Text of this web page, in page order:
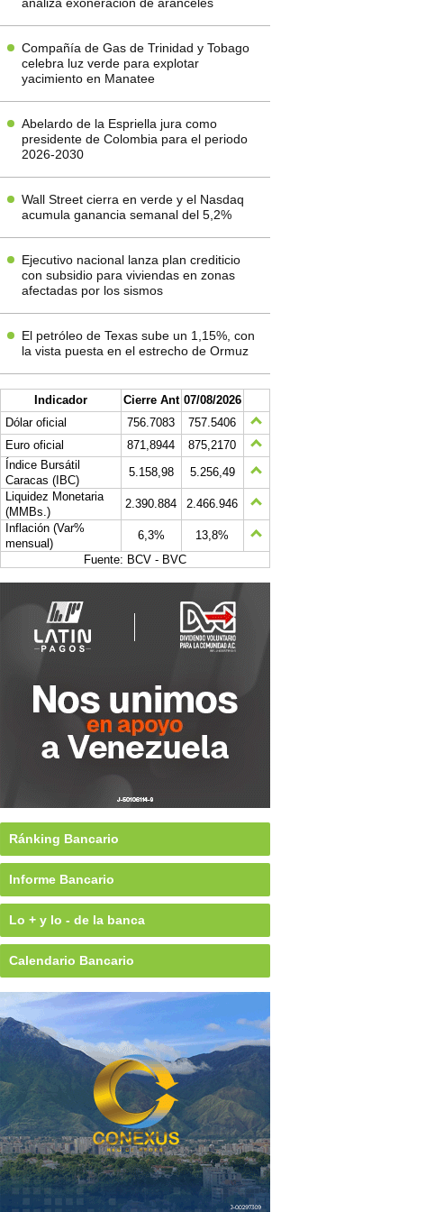
Compañía de Gas de Trinidad y Tobago
celebra luz verde para explotar
yacimiento en Manatee
Abelardo de la Espriella jura como
presidente de Colombia para el periodo
2026-2030
Wall Street cierra en verde y el Nasdaq
acumula ganancia semanal del 5,2%
Ejecutivo nacional lanza plan crediticio
con subsidio para viviendas en zonas
afectadas por los sismos
El petróleo de Texas sube un 1,15%, con
la vista puesta en el estrecho de Ormuz
Indicador Cierre Ant 07/08/2026
Dólar oficial
756.7083
757.5406
Euro oficial
871,8944
875,2170
Índice Bursátil
Caracas (IBC)
5.158,98
5.256,49
Liquidez Monetaria
(MMBs.)
2.390.884
2.466.946
Inflación (Var%
mensual)
6,3%
13,8%
Fuente: BCV - BVC
Ránking Bancario
Informe Bancario
Lo + y lo - de la banca
Calendario Bancario